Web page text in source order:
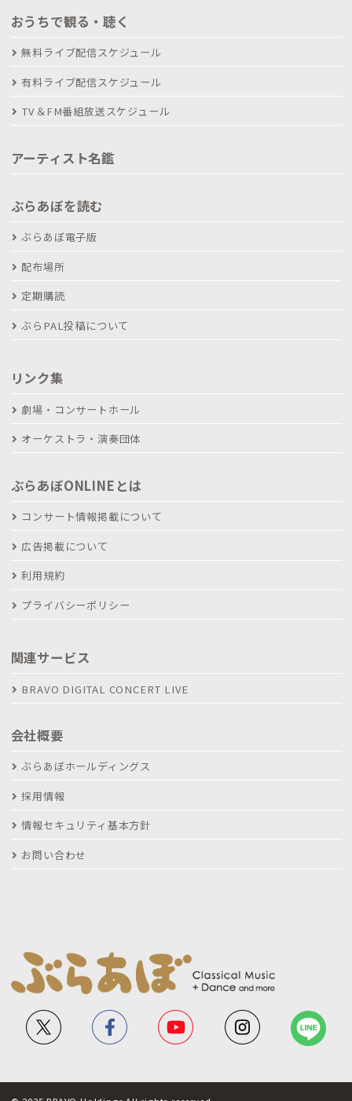
おうちで観る・聴く
無料ライブ配信スケジュール
有料ライブ配信スケジュール
TV＆FM番組放送スケジュール
アーティスト名鑑
ぶらあぼを読む
ぶらあぼ電子版
配布場所
定期購読
ぶらPAL投稿について
リンク集
劇場・コンサートホール
オーケストラ・演奏団体
ぶらあぼONLINEとは
コンサート情報掲載について
広告掲載について
利用規約
プライバシーポリシー
関連サービス
BRAVO DIGITAL CONCERT LIVE
会社概要
ぶらあぼホールディングス
採用情報
情報セキュリティ基本方針
お問い合わせ